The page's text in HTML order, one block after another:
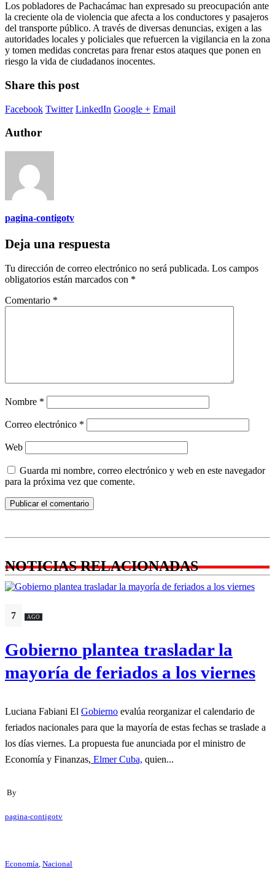
Los pobladores de Pachacámac han expresado su preocupación ante
la creciente ola de violencia que afecta a los conductores y pasajeros
del transporte público. A través de diversas denuncias, exigen a las
autoridades locales y policiales que refuercen la vigilancia en la zona
y tomen medidas concretas para frenar estos ataques que ponen en
riesgo la vida de ciudadanos inocentes.
Share this post
Facebook Twitter LinkedIn Google + Email
Author
pagina-contigotv
Deja una respuesta
Tu dirección de correo electrónico no será publicada. Los campos
obligatorios están marcados con *
Comentario *
Nombre *
Correo electrónico *
Web
Guarda mi nombre, correo electrónico y web en este navegador
para la próxima vez que comente.
NOTICIAS RELACIONADAS
7 AGO
Gobierno plantea trasladar la
mayoría de feriados a los viernes
Luciana Fabiani El Gobierno evalúa reorganizar el calendario de
feriados nacionales para que la mayoría de estas fechas se traslade a
los días viernes. La propuesta fue anunciada por el ministro de
Economía y Finanzas, Elmer Cuba, quien...
By
pagina-contigotv
Economía, Nacional